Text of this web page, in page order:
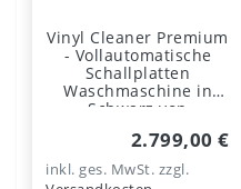
Vinyl Cleaner Premium
- Vollautomatische
Schallplatten
Waschmaschine in
Schwarz von
Gläss
2.799,00 €
inkl. ges. MwSt. zzgl.